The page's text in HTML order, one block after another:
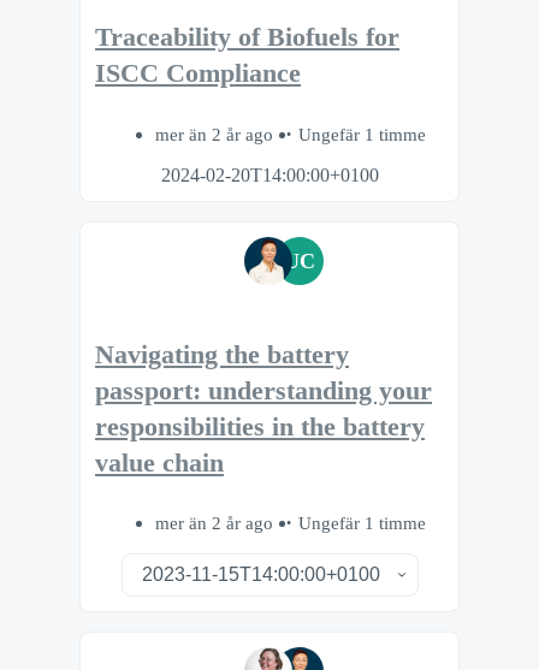
Traceability of Biofuels for
ISCC Compliance
mer än 2 år ago
Ungefär 1 timme
2024-02-20T14:00:00+0100
UC
Navigating the battery
passport: understanding your
responsibilities in the battery
value chain
mer än 2 år ago Ungefär 1 timme